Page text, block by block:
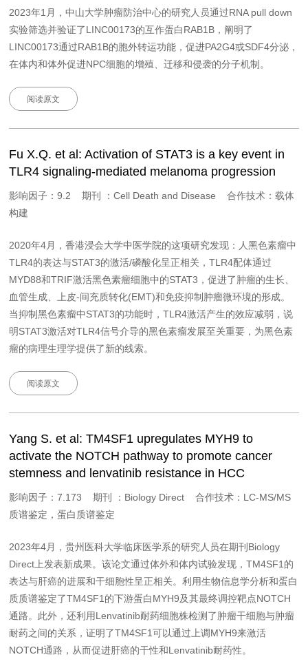
2023年1月，中山大学肿瘤防治中心的研究人员通过RNA pull down
实验筛选并验证了LINC00173的互作蛋白RAB1B，阐明了
LINC00173通过RAB1B的胞外转运功能，促进PA2G4或SDF4分泌，
在体内和体外促进NPC细胞的增殖、迁移和侵袭的分子机制。
阅读原文
Fu X.Q. et al: Activation of STAT3 is a key event in
TLR4 signaling-mediated melanoma progression
影响因子：9.2 期刊 ：Cell Death and Disease 合作技术：载体
构建
2020年4月，香港浸会大学中医学院的这项研究发现：人黑色素瘤中
TLR4的表达与STAT3的激活/磷酸化呈正相关，TLR4配体通过
MYD88和TRIF激活黑色素瘤细胞中的STAT3，促进了肿瘤的生长、
血管生成、上皮-间充质转化(EMT)和免疫抑制肿瘤微环境的形成。
当抑制黑色素瘤中STAT3的功能时，TLR4激活产生的效应减弱，说
明STAT3激活对TLR4信号介导的黑色素瘤发展至关重要，为黑色素
瘤的病理生理学提供了新的线索。
阅读原文
Yang S. et al: TM4SF1 upregulates MYH9 to
activate the NOTCH pathway to promote cancer
stemness and lenvatinib resistance in HCC
影响因子：7.173 期刊 ：Biology Direct 合作技术：LC-MS/MS
质谱鉴定，蛋白质谱鉴定
2023年4月，贵州医科大学临床医学系的研究人员在期刊Biology
Direct上发表新成果。该论文通过体外和体内试验发现，TM4SF1的
表达与肝癌的进展和干细胞性呈正相关。利用生物信息学分析和蛋白
质质谱鉴定了TM4SF1的下游蛋白MYH9及其最终调控靶点NOTCH
通路。此外，还利用Lenvatinib耐药细胞株检测了肿瘤干细胞与肿瘤
耐药之间的关系，证明了TM4SF1可以通过上调MYH9来激活
NOTCH通路，从而促进肝癌的干性和Lenvatinib耐药性。